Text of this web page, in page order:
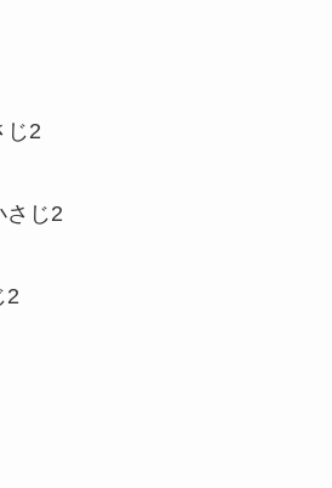
じ2
さじ2
2